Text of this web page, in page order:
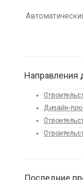
Направления
Дизайн-
Последние